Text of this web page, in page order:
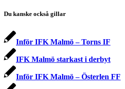
Du kanske också gillar
Inför IFK Malmö – Torns IF
IFK Malmö starkast i derbyt
Inför IFK Malmö – Österlen FF